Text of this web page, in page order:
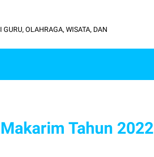
OLAHRAGA, WISATA, DAN
Tahun 2022